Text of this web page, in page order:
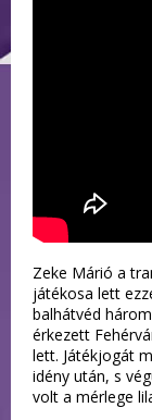
Zeke Márió a
játékosa lett
balhátvéd
érkezett
lett. Játékjogát
idény után, s
volt a mérlege